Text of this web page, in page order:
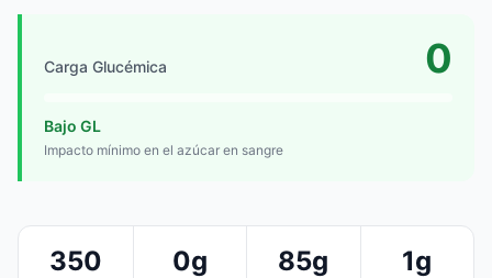
Carga Glucémica 0
Bajo GL
Impacto mínimo en el azúcar en sangre
350 0g 85g 1g